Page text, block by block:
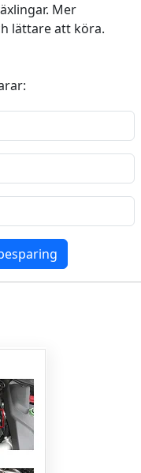
Mer
lättare att köra.